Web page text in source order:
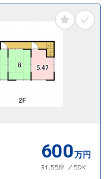
600万円
31.55坪 5DK